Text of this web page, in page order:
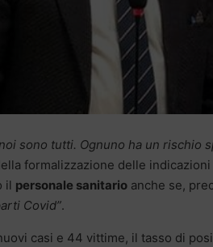
sono tutti. Ognuno ha un rischio
formalizzazione delle
il personale sanitario anche se,
Covid”.
casi e 44 vittime, il tasso di